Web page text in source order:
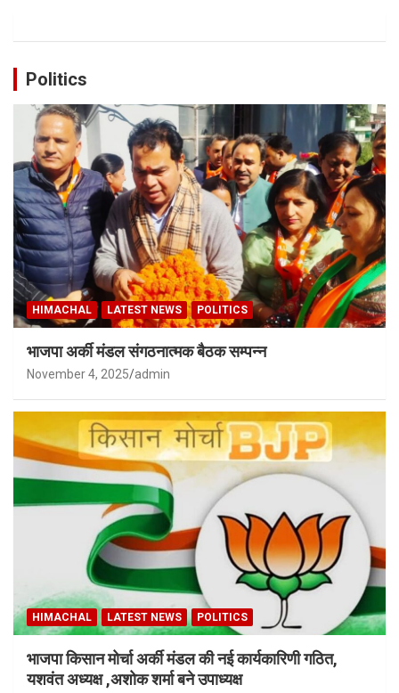
Politics
HIMACHAL LATEST NEWS POLITICS
भाजपा अर्की मंडल संगठनात्मक बैठक सम्पन्न
November 4, 2025 admin
HIMACHAL LATEST NEWS POLITICS
भाजपा किसान मोर्चा अर्की मंडल की नई कार्यकारिणी गठित,
यशवंत अध्यक्ष ,अशोक शर्मा बने उपाध्यक्ष